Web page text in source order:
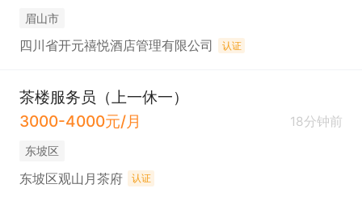
眉山市
四川省开元禧悦酒店管理有限公司 认证
茶楼服务员（上一休一）
3000-4000元/月
18分钟前
东坡区
东坡区观山月茶府 认证